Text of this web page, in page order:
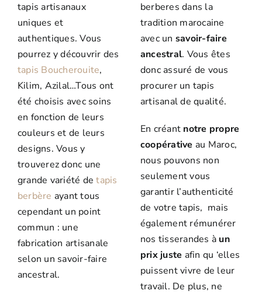
tapis artisanaux
uniques et
authentiques. Vous
pourrez y découvrir des
tapis Boucherouite,
Kilim, Azilal…Tous ont
été choisis avec soins
en fonction de leurs
couleurs et de leurs
designs. Vous y
trouverez donc une
grande variété detapis
berbère ayant tous
cependant un point
commun : une
fabrication artisanale
selon un savoir-faire
ancestral.
berberes dans la
tradition marocaine
avec un savoir-faire
ancestral. Vous êtes
donc assuré de vous
procurer un tapis
artisanal de qualité.
En créant notre propre
coopérative au Maroc,
nous pouvons non
seulement vous
garantir l’authenticité
de votre tapis, mais
également rémunérer
nos tisserandes à un
prix juste afin qu ‘elles
puissent vivre de leur
travail. De plus, ne